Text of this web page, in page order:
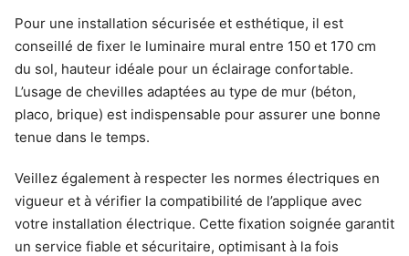
Pour une installation sécurisée et esthétique, il est
conseillé de fixer le luminaire mural entre 150 et 170 cm
du sol, hauteur idéale pour un éclairage confortable.
L’usage de chevilles adaptées au type de mur (béton,
placo, brique) est indispensable pour assurer une bonne
tenue dans le temps.
Veillez également à respecter les normes électriques en
vigueur et à vérifier la compatibilité de l’applique avec
votre installation électrique. Cette fixation soignée garantit
un service fiable et sécuritaire, optimisant à la fois